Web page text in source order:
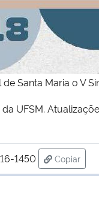
Santa Maria o V
UFSM.
1450
Copiar
para